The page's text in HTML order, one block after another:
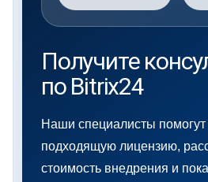
Получите
по Bitrix24
Наши специалисты помогут
подходящую лицензию,
стоимость внедрения и